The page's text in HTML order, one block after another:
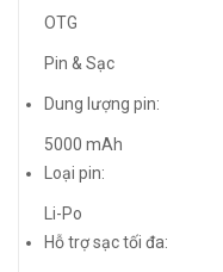
OTG
Pin & Sạc
Dung lượng pin:
5000 mAh
Loại pin:
Li-Po
Hỗ trợ sạc tối đa: